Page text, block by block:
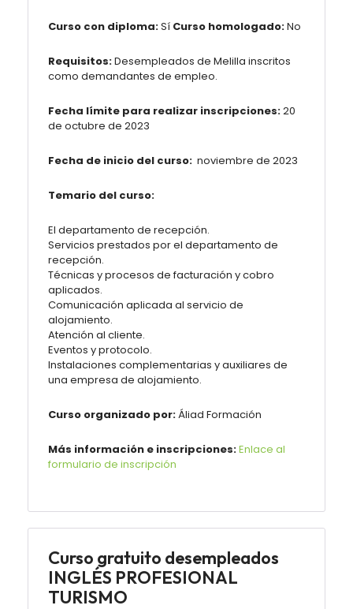
Curso con diploma:Sí Curso homologado:No
Requisitos:Desempleados de Melilla inscritos
como demandantes de empleo.
Fecha límite para realizar inscripciones:20
de octubre de 2023
Fecha de inicio del curso: noviembre de 2023
Temario del curso:
El departamento de recepción.
Servicios prestados por el departamento de
recepción.
Técnicas y procesos de facturación y cobro
aplicados.
Comunicación aplicada al servicio de
alojamiento.
Atención al cliente.
Eventos y protocolo.
Instalaciones complementarias y auxiliares de
una empresa de alojamiento.
Curso organizado por:Áliad Formación
Más información e inscripciones:Enlace al
formulario de inscripción
Curso gratuito desempleados
INGLÉS PROFESIONAL
TURISMO